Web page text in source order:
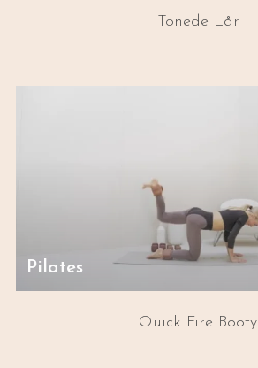
Tonede Lår
Pilates
Quick Fire Booty